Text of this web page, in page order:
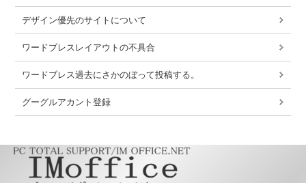
デザイン優先のサイトについて
ワードブレスレイアウトの不具合
ワードブレス過去にさかのぼって投稿する。
グーグルアカント登録